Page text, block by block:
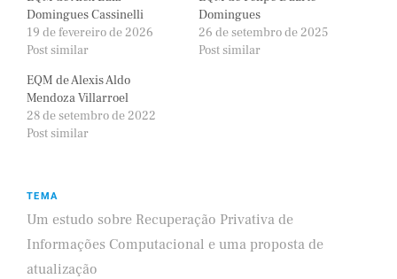
Domingues Cassinelli
19 de fevereiro de 2026
Post similar
Domingues
26 de setembro de 2025
Post similar
EQM de Alexis Aldo
Mendoza Villarroel
28 de setembro de 2022
Post similar
TEMA
Um estudo sobre Recuperação Privativa de
Informações Computacional e uma proposta de
atualização